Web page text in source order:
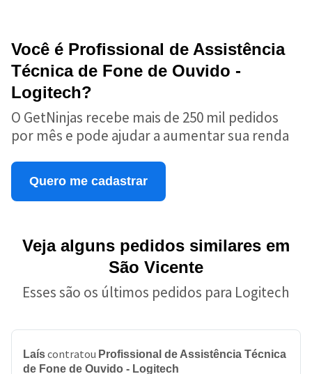
Você é Profissional de Assistência
Técnica de Fone de Ouvido -
Logitech?
O GetNinjas recebe mais de 250 mil pedidos
por mês e pode ajudar a aumentar sua renda
Quero me cadastrar
Veja alguns pedidos similares em
São Vicente
Esses são os últimos pedidos para Logitech
Laíscontratou Profissional de Assistência Técnica
de Fone de Ouvido - Logitech